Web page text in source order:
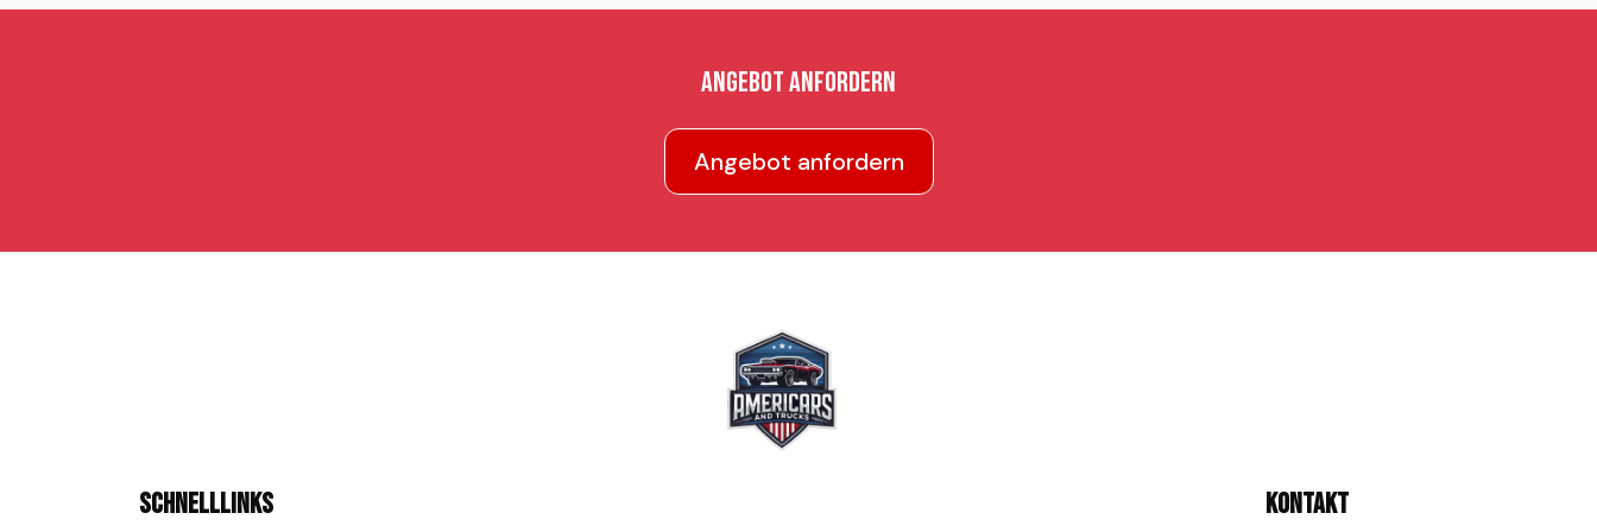
Angebot anfordern
Angebot anfordern
Schnelllinks Kontakt